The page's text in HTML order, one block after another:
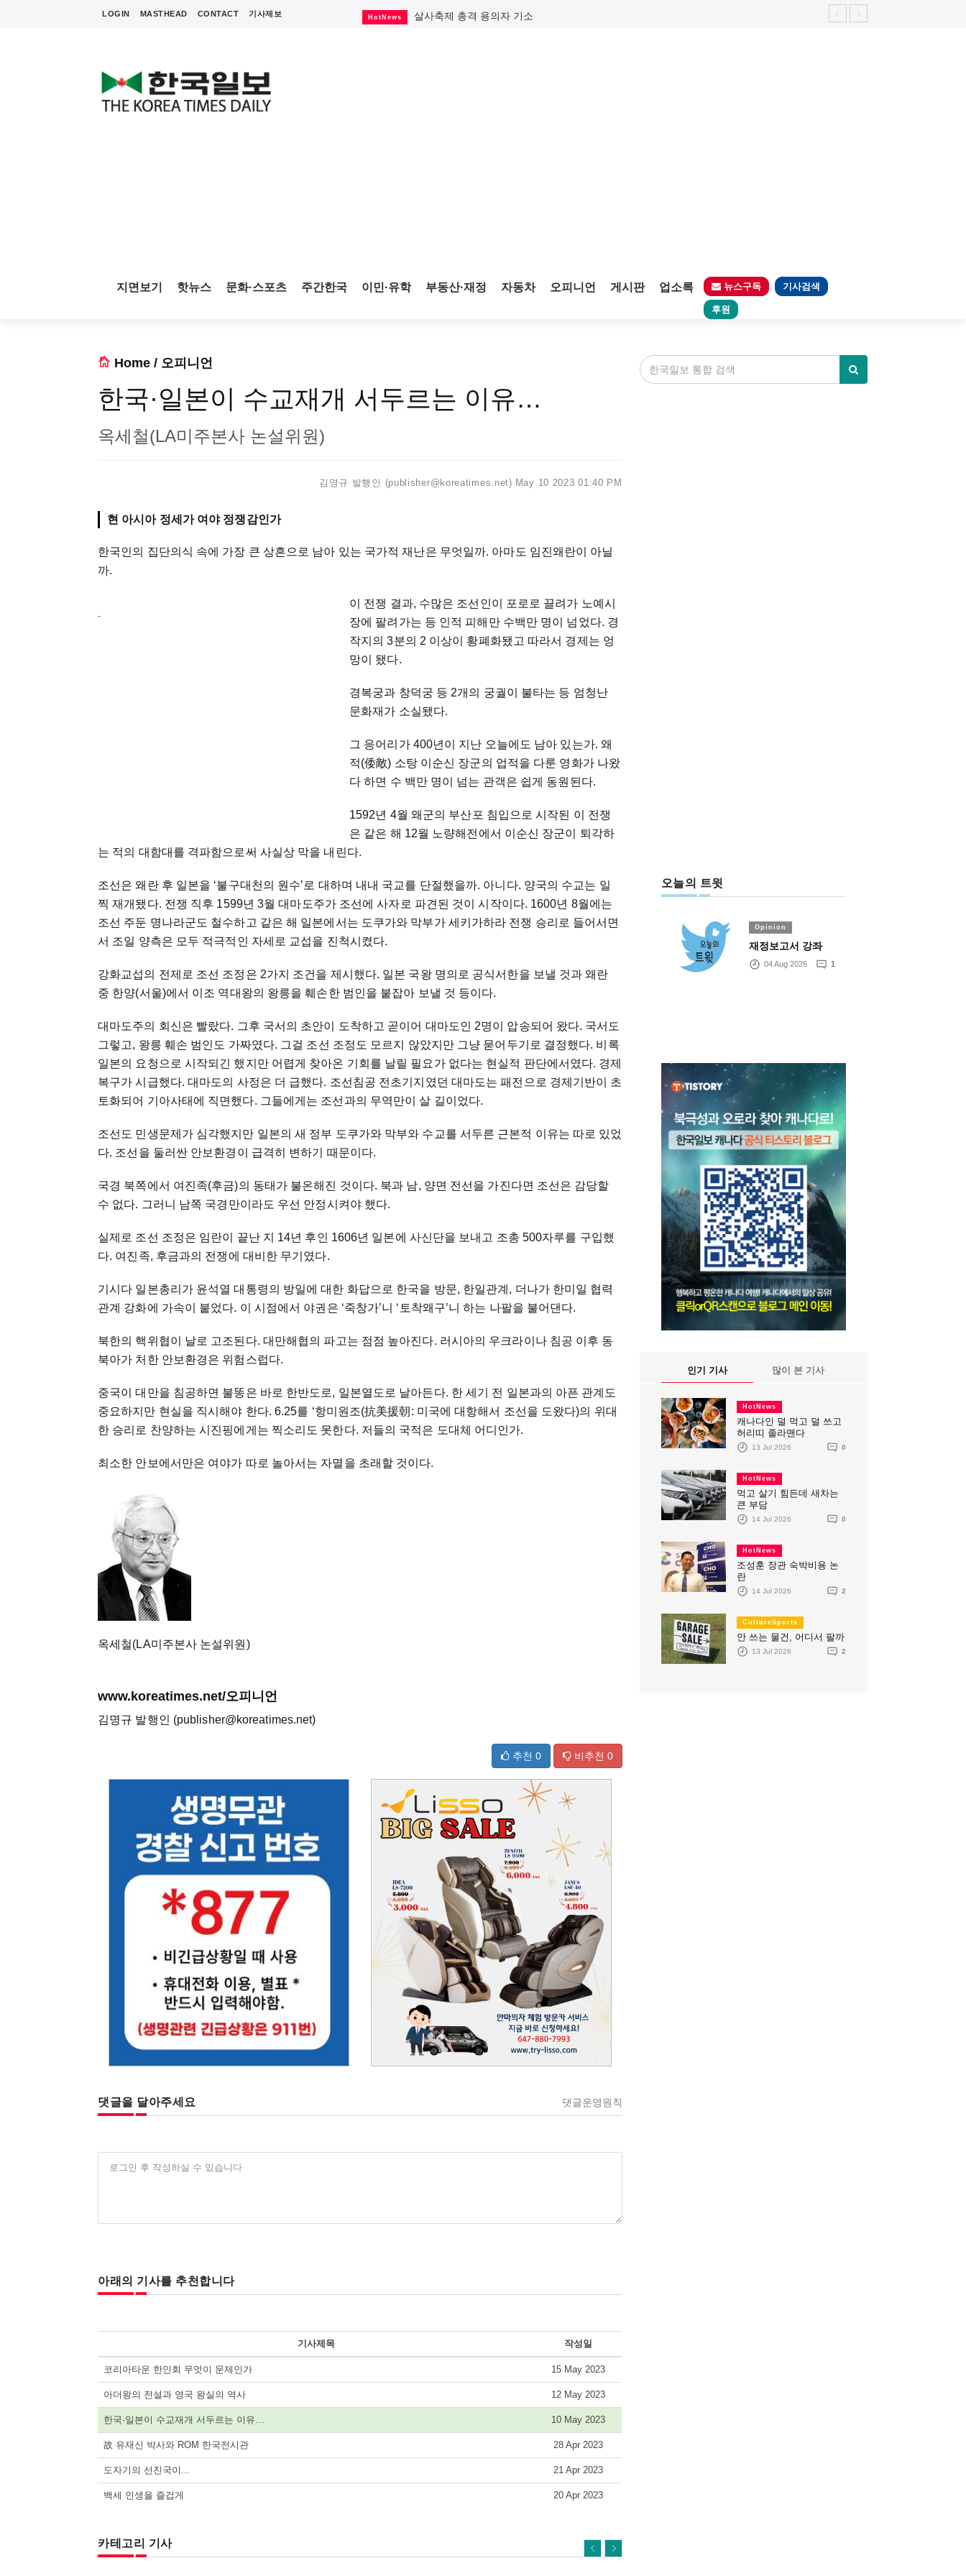
LOGIN MASTHEAD CONTACT 기사제보 HotNews 살사축제 총격 용의자 기소
지면보기 핫뉴스 문화·스포츠 주간한국 이민·유학 부동산·재정 자동차 오피니언 게시판 업소록 뉴스구독 기사검색
후원
Home / 오피니언
한국·일본이 수교재개 서두르는 이유…
옥세철(LA미주본사 논설위원)
김명규 발행인 (publisher@koreatimes.net) May 10 2023 01:40 PM
현 아시아 정세가 여야 정쟁감인가
한국인의 집단의식 속에 가장 큰 상흔으로 남아 있는 국가적 재난은 무엇일까. 아마도 임진왜란이 아닐
까.
이 전쟁 결과, 수많은 조선인이 포로로 끌려가 노예시
장에 팔려가는 등 인적 피해만 수백만 명이 넘었다. 경
작지의 3분의 2 이상이 황폐화됐고 따라서 경제는 엉
망이 됐다.
경복궁과 창덕궁 등 2개의 궁궐이 불타는 등 엄청난
문화재가 소실됐다.
그 응어리가 400년이 지난 오늘에도 남아 있는가. 왜
적(倭敵) 소탕 이순신 장군의 업적을 다룬 영화가 나왔
다 하면 수 백만 명이 넘는 관객은 쉽게 동원된다.
1592년 4월 왜군의 부산포 침입으로 시작된 이 전쟁
은 같은 해 12월 노량해전에서 이순신 장군이 퇴각하
는 적의 대함대를 격파함으로써 사실상 막을 내린다.
조선은 왜란 후 일본을 ‘불구대천의 원수’로 대하며 내내 국교를 단절했을까. 아니다. 양국의 수교는 일
찍 재개됐다. 전쟁 직후 1599년 3월 대마도주가 조선에 사자로 파견된 것이 시작이다. 1600년 8월에는
조선 주둔 명나라군도 철수하고 같은 해 일본에서는 도쿠가와 막부가 세키가하라 전쟁 승리로 들어서면
서 조일 양측은 모두 적극적인 자세로 교섭을 진척시켰다.
강화교섭의 전제로 조선 조정은 2가지 조건을 제시했다. 일본 국왕 명의로 공식서한을 보낼 것과 왜란
중 한양(서울)에서 이조 역대왕의 왕릉을 훼손한 범인을 붙잡아 보낼 것 등이다.
대마도주의 회신은 빨랐다. 그후 국서의 초안이 도착하고 곧이어 대마도인 2명이 압송되어 왔다. 국서도
그렇고, 왕릉 훼손 범인도 가짜였다. 그걸 조선 조정도 모르지 않았지만 그냥 묻어두기로 결정했다. 비록
일본의 요청으로 시작되긴 했지만 어렵게 찾아온 기회를 날릴 필요가 없다는 현실적 판단에서였다. 경제
복구가 시급했다. 대마도의 사정은 더 급했다. 조선침공 전초기지였던 대마도는 패전으로 경제기반이 초
토화되어 기아사태에 직면했다. 그들에게는 조선과의 무역만이 살 길이었다.
조선도 민생문제가 심각했지만 일본의 새 정부 도쿠가와 막부와 수교를 서두른 근본적 이유는 따로 있었
다. 조선을 둘러싼 안보환경이 급격히 변하기 때문이다.
국경 북쪽에서 여진족(후금)의 동태가 불온해진 것이다. 북과 남, 양면 전선을 가진다면 조선은 감당할
수 없다. 그러니 남쪽 국경만이라도 우선 안정시켜야 했다.
실제로 조선 조정은 임란이 끝난 지 14년 후인 1606년 일본에 사신단을 보내고 조총 500자루를 구입했
다. 여진족, 후금과의 전쟁에 대비한 무기였다.
기시다 일본총리가 윤석열 대통령의 방일에 대한 화답으로 한국을 방문, 한일관계, 더나가 한미일 협력
관계 강화에 가속이 붙었다. 이 시점에서 야권은 ‘죽창가’니 ‘토착왜구’니 하는 나팔을 불어댄다.
북한의 핵위협이 날로 고조된다. 대만해협의 파고는 점점 높아진다. 러시아의 우크라이나 침공 이후 동
북아가 처한 안보환경은 위험스럽다.
중국이 대만을 침공하면 불똥은 바로 한반도로, 일본열도로 날아든다. 한 세기 전 일본과의 아픈 관계도
중요하지만 현실을 직시해야 한다. 6.25를 ‘항미원조(抗美援朝: 미국에 대항해서 조선을 도왔다)의 위대
한 승리로 찬양하는 시진핑에게는 찍소리도 못한다. 저들의 국적은 도대체 어디인가.
최소한 안보에서만은 여야가 따로 놀아서는 자멸을 초래할 것이다.
옥세철(LA미주본사 논설위원)
www.koreatimes.net/오피니언
김명규 발행인 (publisher@koreatimes.net)
추천 0 비추천 0
댓글을 달아주세요 댓글운영원칙
로그인 후 작성하실 수 있습니다
아래의 기사를 추천합니다
기사제목 작성일
코리아타운 한인회 무엇이 문제인가 15 May 2023
아더왕의 전설과 영국 왕실의 역사 12 May 2023
한국·일본이 수교재개 서두르는 이유… 10 May 2023
故 유재신 박사와 ROM 한국전시관 28 Apr 2023
도자기의 선진국이... 21 Apr 2023
백세 인생을 즐겁게 20 Apr 2023
카테고리 기사
오늘의 트윗
Opinion
재정보고서 강좌
04 Aug 2026 1
인기 기사 많이 본 기사
HotNews
캐나다인 덜 먹고 덜 쓰고
허리띠 졸라맨다
13 Jul 2026 0
HotNews
먹고 살기 힘든데 새차는
큰 부담
14 Jul 2026 0
HotNews
조성훈 장관 숙박비용 논
란
14 Jul 2026 2
CultureSports
안 쓰는 물건, 어디서 팔까
13 Jul 2026 2